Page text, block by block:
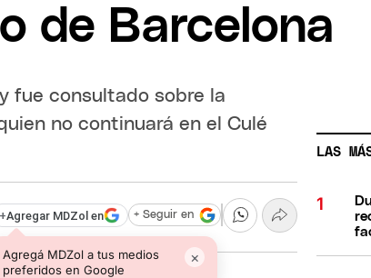
de Barcelona
fue consultado sobre la
no continuará en el Culé
+Agregar MDZol en
Agregá MDZol a tus medios
preferidos en Google
×
+ Seguir en
LAS